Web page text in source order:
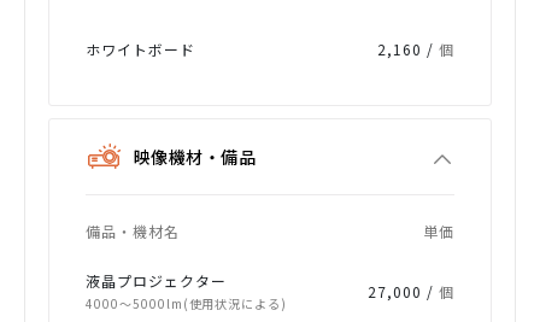
ホワイトボード 2,160 /個
映像機材・備品
備品・機材名 単価
液晶プロジェクター
4000～5000lm(使用状況による)
27,000 /個